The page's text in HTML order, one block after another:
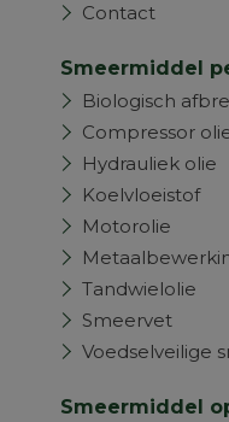
Contact
Smeermiddel
Biologisch
Compressor
Hydrauliek olie
Koelvloeistof
Motorolie
Tandwielolie
Smeervet
Voedselveilige
Smeermiddel